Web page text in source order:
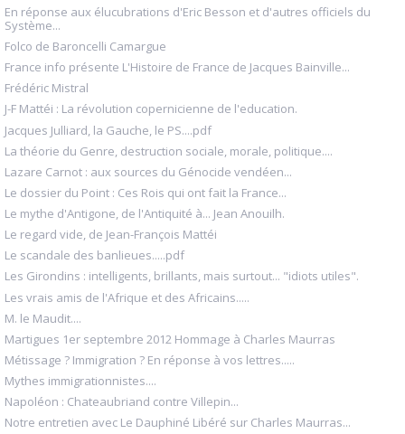
En réponse aux élucubrations d'Eric Besson et d'autres officiels du
Système...
Folco de Baroncelli Camargue
France info présente L'Histoire de France de Jacques Bainville...
Frédéric Mistral
J-F Mattéi : La révolution copernicienne de l'education.
Jacques Julliard, la Gauche, le PS....pdf
La théorie du Genre, destruction sociale, morale, politique....
Lazare Carnot : aux sources du Génocide vendéen...
Le dossier du Point : Ces Rois qui ont fait la France...
Le mythe d'Antigone, de l'Antiquité à... Jean Anouilh.
Le regard vide, de Jean-François Mattéi
Le scandale des banlieues.....pdf
Les Girondins : intelligents, brillants, mais surtout... "idiots utiles".
Les vrais amis de l'Afrique et des Africains.....
M. le Maudit....
Martigues 1er septembre 2012 Hommage à Charles Maurras
Métissage ? Immigration ? En réponse à vos lettres.....
Mythes immigrationnistes....
Napoléon : Chateaubriand contre Villepin...
Notre entretien avec Le Dauphiné Libéré sur Charles Maurras...